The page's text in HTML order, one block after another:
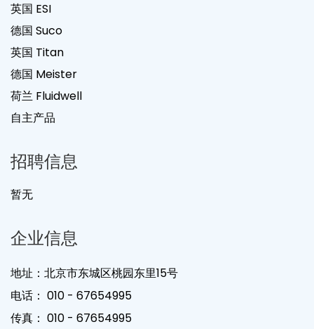
英国 ESI
德国 Suco
英国 Titan
德国 Meister
荷兰 Fluidwell
自主产品
招聘信息
暂无
企业信息
地址：北京市东城区桃园东里15号
电话： 010 - 67654995
传真： 010 - 67654995